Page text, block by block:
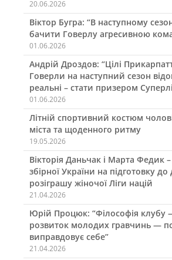
20.06.2026
Віктор Бугра: “В наступному
бачити Говерлу агресивною
01.06.2026
Андрій Дроздов: “Цілі
Говерли на наступний сезон
реальні – стати призером
01.06.2026
Літній спортивний костюм
міста та щоденного ритму
19.05.2026
Вікторія Даньчак і Марта Федик –
збірної України на підготовку
розіграшу жіночої Ліги націй
21.04.2026
Юрій Процюк: “Філософія клубу
розвиток молодих гравчинь —
виправдовує себе”
21.04.2026